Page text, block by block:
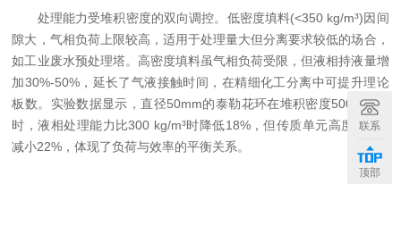
处理能力受堆积密度的双向调控。低密度填料(<350 kg/m³)因间
隙大，气相负荷上限较高，适用于处理量大但分离要求较低的场合，
如工业废水预处理塔。高密度填料虽气相负荷受限，但液相持液量增
加30%-50%，延长了气液接触时间，在精细化工分离中可提升理论
板数。实验数据显示，直径50mm的泰勒花环在堆积密度500 kg/m³
时，液相处理能力比300 kg/m³时降低18%，但传质单元高度(HTU)
减小22%，体现了负荷与效率的平衡关系。​
联系
顶部